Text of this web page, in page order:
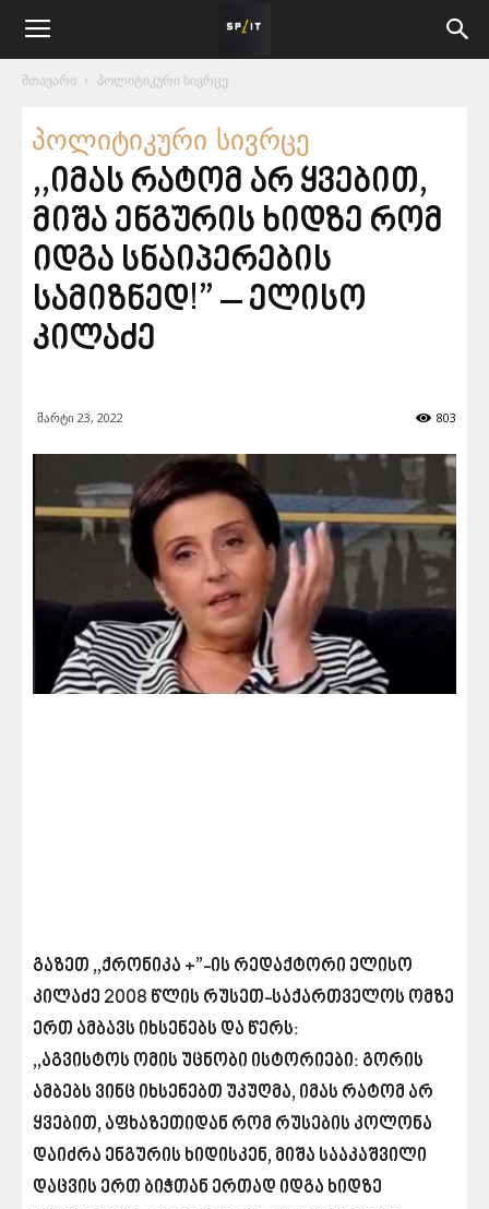
მთავარი პოლიტიკური სივრცე
პოლიტიკური სივრცე
,,იმას რატომ არ ყვებით,
მიშა ენგურის ხიდზე რომ
იდგა სნაიპერების
სამიზნედ!” – ელისო
კილაძე
მარტი 23, 2022 803
გაზეთ ,,ქრონიკა +”-ის რედაქტორი ელისო
კილაძე 2008 წლის რუსეთ-საქართველოს ომზე
ერთ ამბავს იხსენებს და წერს:
,,აგვისტოს ომის უცნობი ისტორიები: გორის
ამბებს ვინც იხსენებთ უკუღმა, იმას რატომ არ
ყვებით, აფხაზეთიდან რომ რუსების კოლონა
დაიძრა ენგურის ხიდისკენ, მიშა სააკაშვილი
დაცვის ერთ ბიჭთან ერთად იდგა ხიდზე